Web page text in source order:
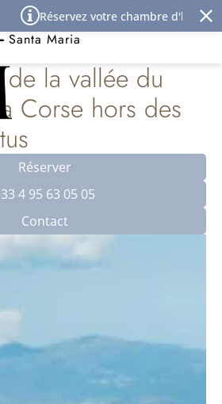
Réservez votre chambre d'hôtel à
Premier Hôtel
Santa Maria
de la vallée du
Corse hors des
Réserver
4 95 63 05 05
Contact
cookies